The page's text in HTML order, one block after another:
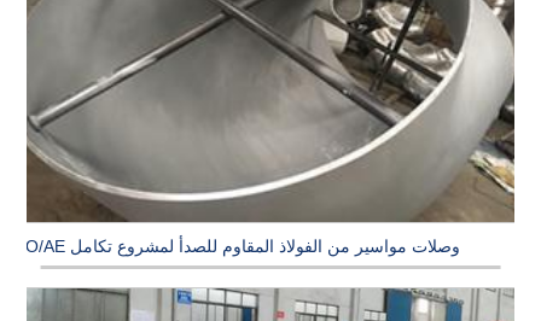
وصلات مواسير من الفولاذ المقاوم للصدأ لمشروع تكامل PO/AE